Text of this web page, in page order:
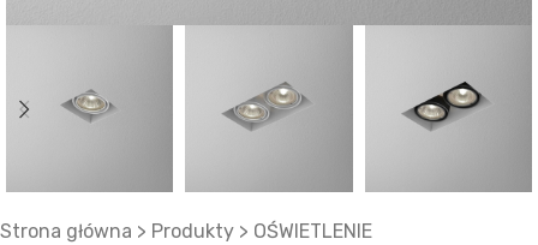
Strona główna > Produkty > OŚWIETLENIE